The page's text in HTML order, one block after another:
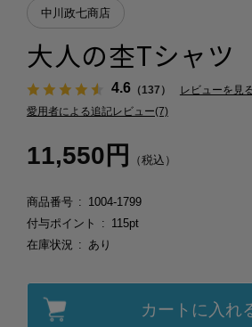
中川政七商店
大人の杢Tシャ
4.6（137）
レビューを見
愛用者による追記レビュー(7)
11,550円 （税込）
商品番号
1004-1799
付与ポイント
115pt
在庫状況
あり
カートに入れ